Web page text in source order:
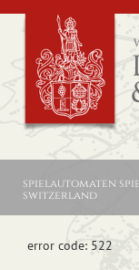
spielautomaten
switzerland
error code: 522